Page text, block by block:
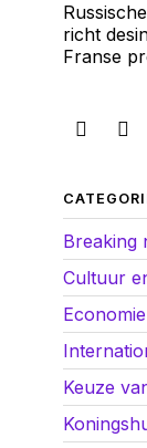
richt
Franse
Breaking
Cultuur
Economie
Keuze